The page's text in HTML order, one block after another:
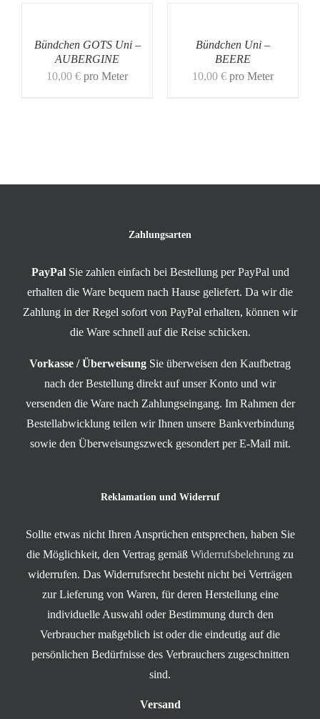
Bündchen GOTS Uni –
AUBERGINE
10,00 € pro Meter
Bündchen Uni –
BEERE
10,00 € pro Meter
Zahlungsarten
PayPal Sie zahlen einfach bei Bestellung per PayPal und
erhalten die Ware bequem nach Hause geliefert. Da wir die
Zahlung in der Regel sofort von PayPal erhalten, können wir
die Ware schnell auf die Reise schicken.
Vorkasse / Überweisung Sie überweisen den Kaufbetrag
nach der Bestellung direkt auf unser Konto und wir
versenden die Ware nach Zahlungseingang. Im Rahmen der
Bestellabwicklung teilen wir Ihnen unsere Bankverbindung
sowie den Überweisungszweck gesondert per E-Mail mit.
Reklamation und Widerruf
Sollte etwas nicht Ihren Ansprüchen entsprechen, haben Sie
die Möglichkeit, den Vertrag gemäß Widerrufsbelehrung zu
widerrufen. Das Widerrufsrecht besteht nicht bei Verträgen
zur Lieferung von Waren, für deren Herstellung eine
individuelle Auswahl oder Bestimmung durch den
Verbraucher maßgeblich ist oder die eindeutig auf die
persönlichen Bedürfnisse des Verbrauchers zugeschnitten
sind.
Versand